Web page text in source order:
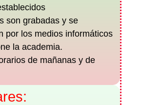
son grabadas y se
por los medios informáticos
la academia.
de mañanas y de